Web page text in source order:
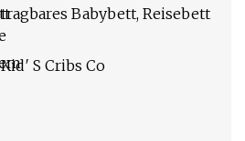
tragbares Babybett, Reisebett
Kid′ S Cribs Co